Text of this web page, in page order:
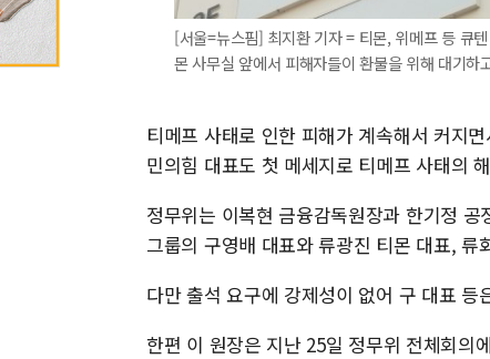
[서울=뉴스핌] 최지환 기자 = 티몬, 위메프 등 큐
몬 사무실 앞에서 피해자들이 환불을 위해 대
티메프 사태로 인한 피해가 계속해서 커지
민의힘 대표도 첫 메세지로 티메프 사태의
정무위는 이복현 금융감독원장과 한기정
그룹의 구영배 대표와 류광진 티몬 대표,
다만 출석 요구에 강제성이 없어 구 대표 등
한편 이 원장은 지난 25일 정무위 전체회